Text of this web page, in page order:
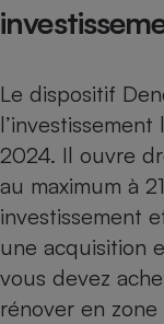
Le dispositif
2024. Il ouvre
au maximum à
investissement
une acquisition
vous devez
rénover en